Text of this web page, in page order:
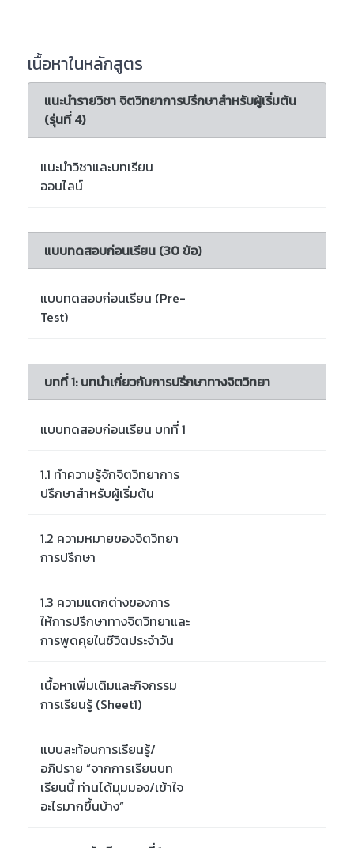
เนื้อหาในหลักสูตร
แนะนำรายวิชา จิตวิทยาการปรึกษาสำหรับผู้เริ่มต้น
(รุ่นที่ 4)
แนะนำวิชาและบทเรียน
ออนไลน์
แบบทดสอบก่อนเรียน (30 ข้อ)
แบบทดสอบก่อนเรียน (Pre-
Test)
บทที่ 1: บทนำเกี่ยวกับการปรึกษาทางจิตวิทยา
แบบทดสอบก่อนเรียน บทที่ 1
1.1 ทำความรู้จักจิตวิทยาการ
ปรึกษาสำหรับผู้เริ่มต้น
1.2 ความหมายของจิตวิทยา
การปรึกษา
1.3 ความแตกต่างของการ
ให้การปรึกษาทางจิตวิทยาและ
การพูดคุยในชีวิตประจำวัน
เนื้อหาเพิ่มเติมและกิจกรรม
การเรียนรู้ (Sheet1)
แบบสะท้อนการเรียนรู้/
อภิปราย “จากการเรียนบท
เรียนนี้ ท่านได้มุมมอง/เข้าใจ
อะไรมากขึ้นบ้าง”